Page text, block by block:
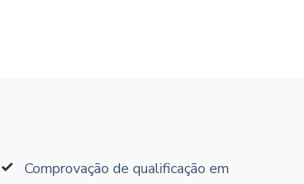
Comprovação de qualificação em